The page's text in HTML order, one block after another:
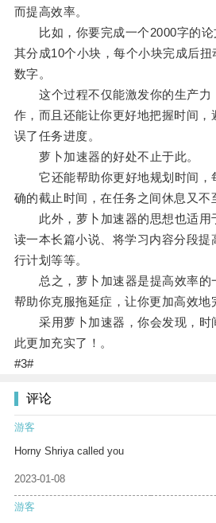
而提高效率。
比如，你要完成一个2000字的论
其分成10个小块，每个小块完成后
数字。
这个过程不仅能激发你的生产力
作，而且还能让你更好地把握时间，
误了任务进度。
萝卜加速器的好处不止于此。
它还能帮助你更好地规划时间，
确的截止时间，在任务之间休息又不
此外，萝卜加速器的思想也适用
读一本长篇小说、将学习内容分段提
行计划等等。
总之，萝卜加速器是提高效率的
帮助你克服拖延症，让你更加高效地
采用萝卜加速器，你会发现，时
此更加充实了！。
#3#
评论
游客
Horny Shriya called you
2023-01-08
游客